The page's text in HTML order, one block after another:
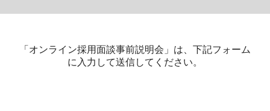
ニュース
「オンライン採用面談事前説明会」は、下記フォーム
に入力して送信してください。